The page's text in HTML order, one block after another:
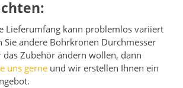
Lieferumfang kann problemlos variiert
Sie andere Bohrkronen Durchmesser
das Zubehör ändern wollen, dann
uns gerne und wir erstellen Ihnen ein